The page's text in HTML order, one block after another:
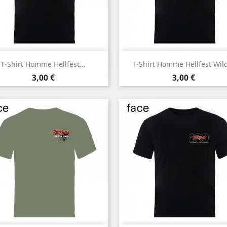
T-Shirt Homme Hellfest...
Prix
3,00 €
Aperçu rapide
Noir
T-Shirt Homme Hellfest
Prix
3,00 €
Aperçu rapide
Noir